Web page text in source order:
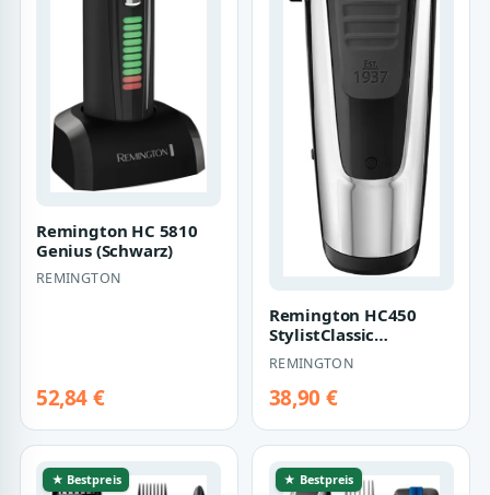
Remington HC 5810
Genius (Schwarz)
REMINGTON
52,84 €
Remington HC450
StylistClassic
(chrom/schwarz)
REMINGTON
38,90 €
★ Bestpreis ★ Bestpreis